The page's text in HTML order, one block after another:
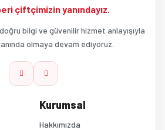
eksik bilgiler bulunuyor.
alternatifler olmalı.
çiftçimizin yanındayız.
bilgi ve güvenilir hizmet anlayışıyla
olmaya devam ediyoruz.
Kurumsal
Hakkımızda